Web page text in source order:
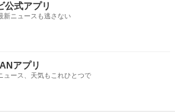
公式アプリ
新ニュースも逃さない
アプリ
ュース、天気もこれひとつで